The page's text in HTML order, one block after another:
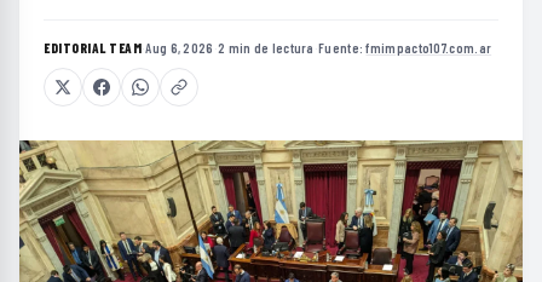
EDITORIAL TEAM·Aug 6, 2026 ·2 min de lectura ·Fuente:fmimpacto107.com.ar